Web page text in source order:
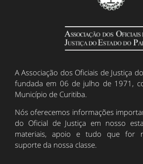
A Associação dos Oficiais de Justiça
fundada em 06 de julho de 1971,
Município de Curitiba.
Nós oferecemos informações
do Oficial de Justiça em nosso
materiais, apoio e tudo que for
suporte da nossa classe.